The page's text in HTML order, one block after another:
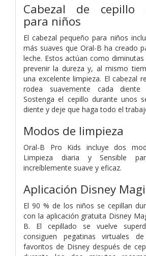
Cabezal de cepillo
para niños
El cabezal pequeño para niños
más suaves que Oral-B ha creado
leche. Estos actúan como
prevenir la dureza y, al mismo
una excelente limpieza. El cabezal
rodea suavemente cada diente
Sostenga el cepillo durante unos
diente y deje que haga todo el
Modos de limpieza
Oral-B Pro Kids incluye dos
Limpieza diaria y Sensible
increíblemente suave y eficaz.
Aplicación Disney
El 90 % de los niños se cepillan
con la aplicación gratuita Disney
B. El cepillado se vuelve
consiguen pegatinas virtuales
favoritos de Disney después de